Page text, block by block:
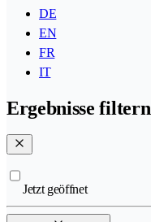
DE
EN
FR
IT
Ergebnisse filtern
Jetzt geöffnet